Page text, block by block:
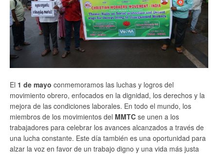
El 1 de mayo conmemoramos las luchas y logros del
movimiento obrero, enfocados en la dignidad, los derechos y la
mejora de las condiciones laborales. En todo el mundo, los
miembros de los movimientos del MMTC se unen a los
trabajadores para celebrar los avances alcanzados a través de
una lucha constante. Este día también es una oportunidad para
alzar la voz en favor de un trabajo digno y una vida más justa